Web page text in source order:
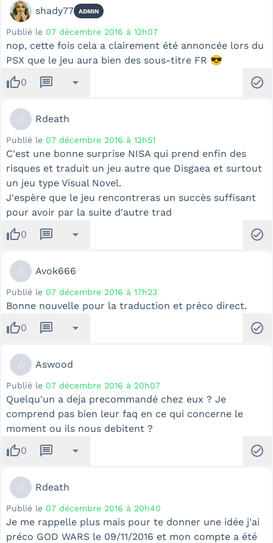
shady77 ADMIN
Publié le 07 décembre 2016 à 12h07
nop, cette fois cela a clairement été annoncée lors du
PSX que le jeu aura bien des sous-titre FR 😎
thumb_up0 message arrow_drop_down check_circle
Rdeath
Publié le 07 décembre 2016 à 12h51
C'est une bonne surprise NISA qui prend enfin des
risques et traduit un jeu autre que Disgaea et surtout
un jeu type Visual Novel.
J'espère que le jeu rencontreras un succès suffisant
pour avoir par la suite d'autre trad
thumb_up0 message arrow_drop_down check_circle
Avok666
Publié le 07 décembre 2016 à 17h23
Bonne nouvelle pour la traduction et préco direct.
thumb_up0 message arrow_drop_down check_circle
Aswood
Publié le 07 décembre 2016 à 20h07
Quelqu'un a deja precommandé chez eux ? Je
comprend pas bien leur faq en ce qui concerne le
moment ou ils nous debitent ?
thumb_up0 message arrow_drop_down check_circle
Rdeath
Publié le 07 décembre 2016 à 20h40
Je me rappelle plus mais pour te donner une idée j'ai
préco GOD WARS le 09/11/2016 et mon compte a été